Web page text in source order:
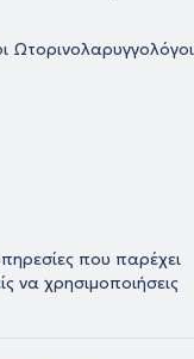
Ωτορινολαρυγγολόγοι
που παρέχει
να χρησιμοποιήσεις